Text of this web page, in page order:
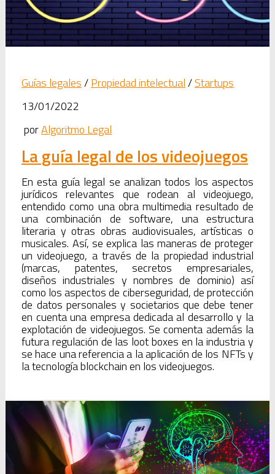
Guías legales/Propiedad intelectual/Startups
13/01/2022
porAlgoritmo Legal
La guía legal de los videojuegos
En esta guía legal se analizan todos los aspectos
jurídicos relevantes que rodean al videojuego,
entendido como una obra multimedia resultado de
una combinación de software, una estructura
literaria y otras obras audiovisuales, artísticas o
musicales. Así, se explica las maneras de proteger
un videojuego, a través de la propiedad industrial
(marcas, patentes, secretos empresariales,
diseños industriales y nombres de dominio) así
como los aspectos de ciberseguridad, de protección
de datos personales y societarios que debe tener
en cuenta una empresa dedicada al desarrollo y la
explotación de videojuegos. Se comenta además la
futura regulación de las loot boxes en la industria y
se hace una referencia a la aplicación de los NFTs y
la tecnología blockchain en los videojuegos.